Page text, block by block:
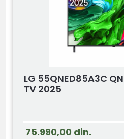
LG 55QNED85A3C
TV 2025
75.990,00 din.